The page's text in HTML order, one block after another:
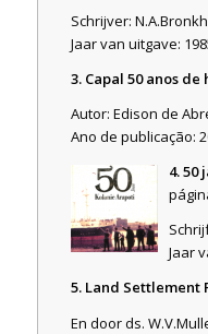
Schrijver:
Jaar van uitgave:
3. Capal 50 anos de
Autor: Edison de
Ano de publicação:
4. 50
Jaar
5. Land Settlement
En door ds.